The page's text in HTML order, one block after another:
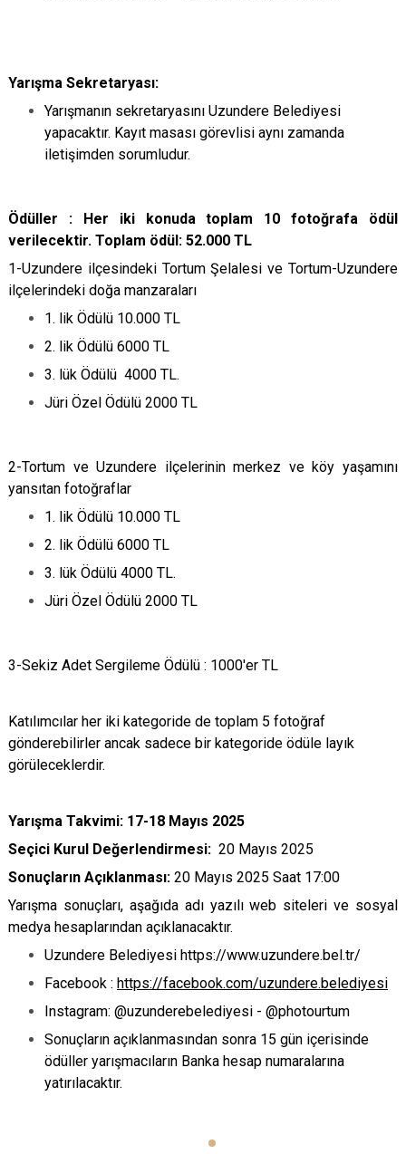
Yarışma Sekretaryası:
Yarışmanın sekretaryasını Uzundere Belediyesi
yapacaktır. Kayıt masası görevlisi aynı zamanda
iletişimden sorumludur.
Ödüller : Her iki konuda toplam 10 fotoğrafa ödül
verilecektir. Toplam ödül: 52.000 TL
1-Uzundere ilçesindeki Tortum Şelalesi ve Tortum-Uzundere
ilçelerindeki doğa manzaraları
1. lik Ödülü 10.000 TL
2. lik Ödülü 6000 TL
3. lük Ödülü 4000 TL.
Jüri Özel Ödülü 2000 TL
2-Tortum ve Uzundere ilçelerinin merkez ve köy yaşamını
yansıtan fotoğraflar
1. lik Ödülü 10.000 TL
2. lik Ödülü 6000 TL
3. lük Ödülü 4000 TL.
Jüri Özel Ödülü 2000 TL
3-Sekiz Adet Sergileme Ödülü : 1000'er TL
Katılımcılar her iki kategoride de toplam 5 fotoğraf
gönderebilirler ancak sadece bir kategoride ödüle layık
görüleceklerdir.
Yarışma Takvimi: 17-18 Mayıs 2025
Seçici Kurul Değerlendirmesi: 20 Mayıs 2025
Sonuçların Açıklanması: 20 Mayıs 2025 Saat 17:00
Yarışma sonuçları, aşağıda adı yazılı web siteleri ve sosyal
medya hesaplarından açıklanacaktır.
Uzundere Belediyesi https://www.uzundere.bel.tr/
Facebook : https://facebook.com/uzundere.belediyesi
Instagram: @uzunderebelediyesi - @photourtum
Sonuçların açıklanmasından sonra 15 gün içerisinde
ödüller yarışmacıların Banka hesap numaralarına
yatırılacaktır.